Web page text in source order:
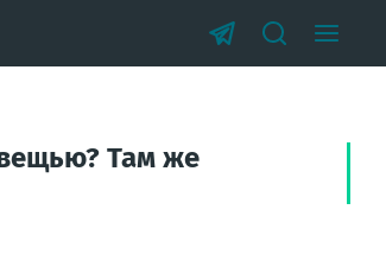
Там же